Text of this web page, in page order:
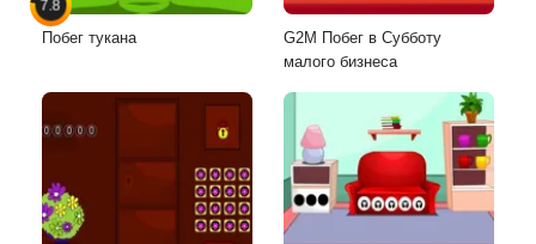
7.8
Побег тукана
G2M Побег в Субботу
малого бизнеса